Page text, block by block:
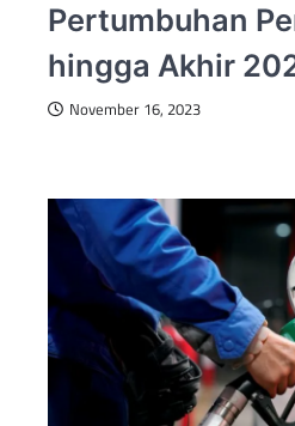
Pertumbuhan
hingga Akhir
November 16, 2023